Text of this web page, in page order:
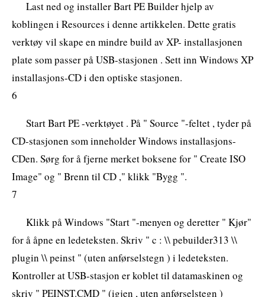
Last ned og installer Bart PE Builder hjelp av
koblingen i Resources i denne artikkelen. Dette gratis
verktøy vil skape en mindre build av XP- installasjonen
plate som passer på USB-stasjonen . Sett inn Windows XP
installasjons-CD i den optiske stasjonen.
6
Start Bart PE -verktøyet . På " Source "-feltet , tyder på
CD-stasjonen som inneholder Windows installasjons-
CDen. Sørg for å fjerne merket boksene for " Create ISO
Image" og " Brenn til CD ," klikk "Bygg ".
7
Klikk på Windows "Start "-menyen og deretter " Kjør"
for å åpne en ledeteksten. Skriv " c : \\ pebuilder313 \\
plugin \\ peinst " (uten anførselstegn ) i ledeteksten.
Kontroller at USB-stasjon er koblet til datamaskinen og
skriv " PEINST.CMD " (igjen , uten anførselstegn )